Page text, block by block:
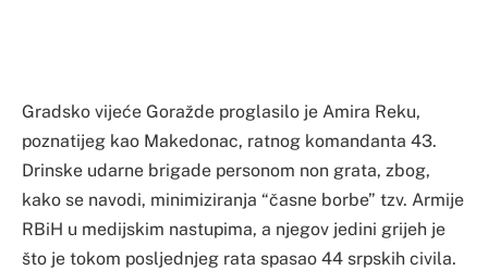
Gradsko vijeće Goražde proglasilo je Amira Reku,
poznatijeg kao Makedonac, ratnog komandanta 43.
Drinske udarne brigade personom non grata, zbog,
kako se navodi, minimiziranja “časne borbe” tzv. Armije
RBiH u medijskim nastupima, a njegov jedini grijeh je
što je tokom posljednjeg rata spasao 44 srpskih civila.